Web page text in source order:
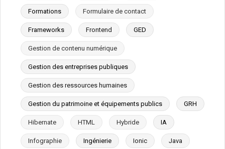
Formations Formulaire de contact
Frameworks Frontend GED
Gestion de contenu numérique
Gestion des entreprises publiques
Gestion des ressources humaines
Gestion du patrimoine et équipements publics GRH
Hibernate HTML Hybride IA
Infographie Ingénierie Ionic Java